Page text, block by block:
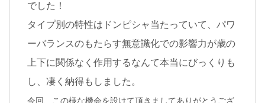
でした！
タイプ別の特性はドンピシャ当たっていて、 パワ
ーバランスのもたらす無意識化での影響力が歳の
上下に関係なく作用するなんて本当にびっくりも
し、凄く納得もしました。
今回、この様な機会を設けて頂きましてありがとうござ